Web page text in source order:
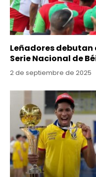
Leñadores debutan
Serie Nacional de
2 de septiembre de 2025